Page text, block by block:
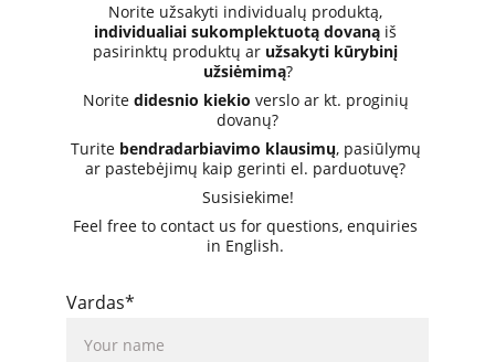
Norite užsakyti individualų produktą,
individualiai sukomplektuotą dovaną iš
pasirinktų produktų ar užsakyti kūrybinį
užsiėmimą?
Norite didesnio kiekio verslo ar kt. proginių
dovanų?
Turite bendradarbiavimo klausimų, pasiūlymų
ar pastebėjimų kaip gerinti el. parduotuvę?
Susisiekime!
Feel free to contact us for questions, enquiries
in English.
Vardas*